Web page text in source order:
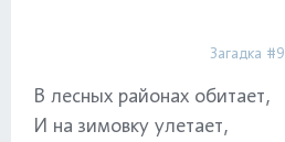
Загадка #9
В лесных районах обитает,
И на зимовку улетает,